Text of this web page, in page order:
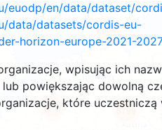
euodp/en/data/dataset/
data/datasets/cordis-eu-
horizon-europe-2021-2027
wpisując ich
powiększając dowolną
które uczestniczą
2664
5799
19395